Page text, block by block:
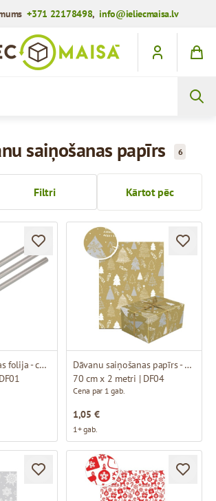
+371 22178498,info@ieliecmaisa.lv
saiņošanas papīrs 6
Kārtot pēc
Filtri
Dāvanu saiņošanas folija - caurspīdīga
Dāvanu saiņošanas papīrs - zelta, ar dizainu
70 cm x 2 metri | DF04
Cena par 1 gab.
1,05 €
1+ gab.